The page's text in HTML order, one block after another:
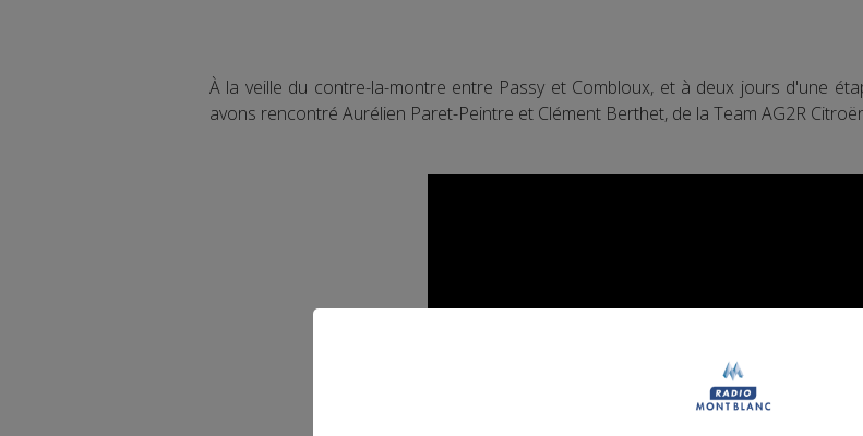
À la veille du contre-la-montre entre Passy et Combloux, et à deux jours d'une
avons rencontré Aurélien Paret-Peintre et Clément Berthet, de la Team AG2R